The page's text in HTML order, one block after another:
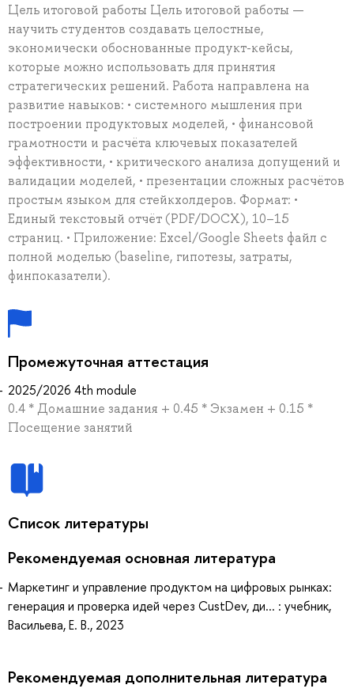
Цель итоговой работы Цель итоговой работы —
научить студентов создавать целостные,
экономически обоснованные продукт-кейсы,
которые можно использовать для принятия
стратегических решений. Работа направлена на
развитие навыков: • системного мышления при
построении продуктовых моделей, • финансовой
грамотности и расчёта ключевых показателей
эффективности, • критического анализа допущений и
валидации моделей, • презентации сложных расчётов
простым языком для стейкхолдеров. Формат: •
Единый текстовый отчёт (PDF/DOCX), 10–15
страниц. • Приложение: Excel/Google Sheets файл с
полной моделью (baseline, гипотезы, затраты,
финпоказатели).
Промежуточная аттестация
2025/2026 4th module
0.4 * Домашние задания + 0.45 * Экзамен + 0.15 *
Посещение занятий
Список литературы
Рекомендуемая основная литература
Маркетинг и управление продуктом на цифровых рынках:
генерация и проверка идей через CustDev, ди... : учебник,
Васильева, Е. В., 2023
Рекомендуемая дополнительная литература